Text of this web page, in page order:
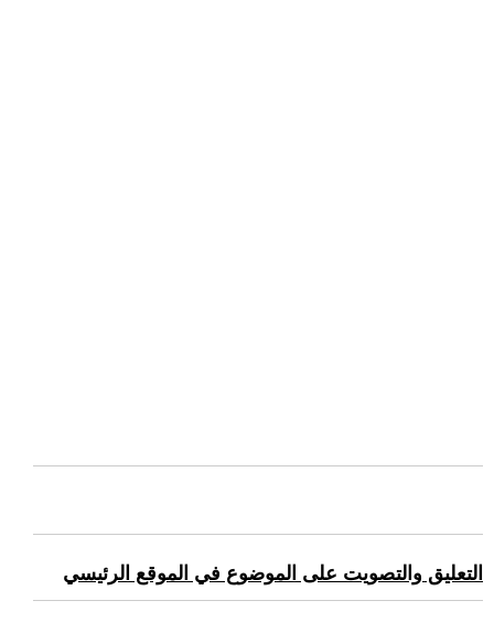
التعليق والتصويت على الموضوع في الموقع الرئيسي